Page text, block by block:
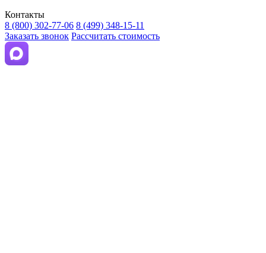
Контакты
8 (800) 302-77-06 8 (499) 348-15-11
Заказать звонок Рассчитать стоимость